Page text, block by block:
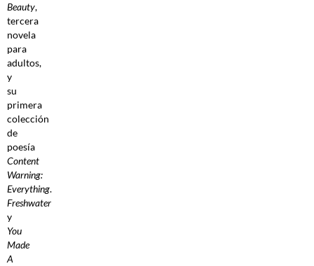
Beauty,
tercera
novela
para
adultos,
y
su
primera
colección
de
poesía
Content
Warning:
Everything.
Freshwater
y
You
Made
A